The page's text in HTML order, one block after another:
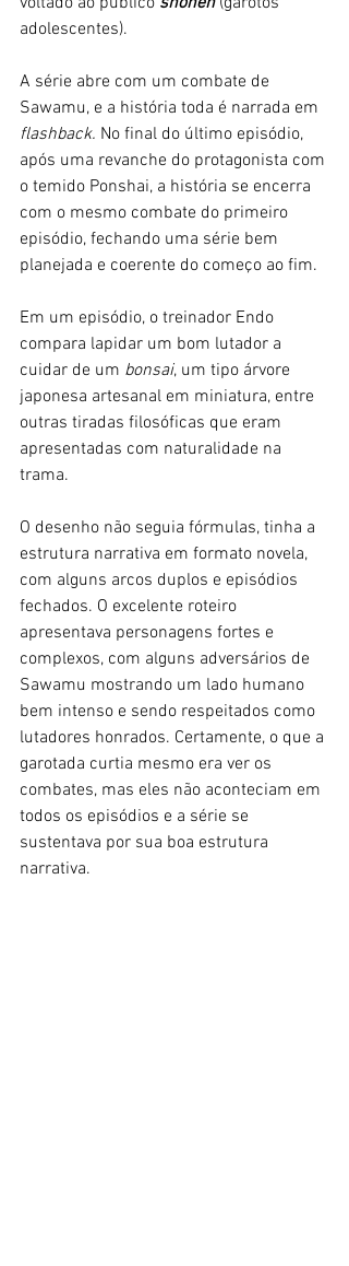
adolescentes).
A série abre com um combate de
Sawamu, e a história toda é narrada em
flashback. No final do último episódio,
após uma revanche do protagonista com
o temido Ponshai, a história se encerra
com o mesmo combate do primeiro
episódio, fechando uma série bem
planejada e coerente do começo ao fim.
Em um episódio, o treinador Endo
compara lapidar um bom lutador a
cuidar de um bonsai, um tipo árvore
japonesa artesanal em miniatura, entre
outras tiradas filosóficas que eram
apresentadas com naturalidade na
trama.
O desenho não seguia fórmulas, tinha a
estrutura narrativa em formato novela,
com alguns arcos duplos e episódios
fechados. O excelente roteiro
apresentava personagens fortes e
complexos, com alguns adversários de
Sawamu mostrando um lado humano
bem intenso e sendo respeitados como
lutadores honrados. Certamente, o que a
garotada curtia mesmo era ver os
combates, mas eles não aconteciam em
todos os episódios e a série se
sustentava por sua boa estrutura
narrativa.